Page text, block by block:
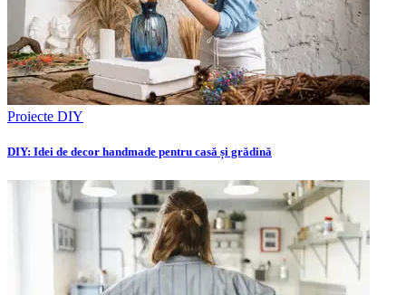
Proiecte DIY
DIY: Idei de decor handmade pentru casă și grădină